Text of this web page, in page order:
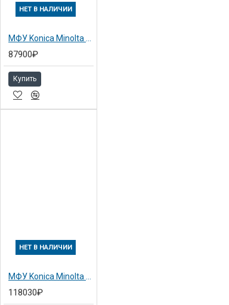
НЕТ В НАЛИЧИИ
МФУ Konica Minolta bizhub 222
87900₽
Купить
НЕТ В НАЛИЧИИ
118030₽